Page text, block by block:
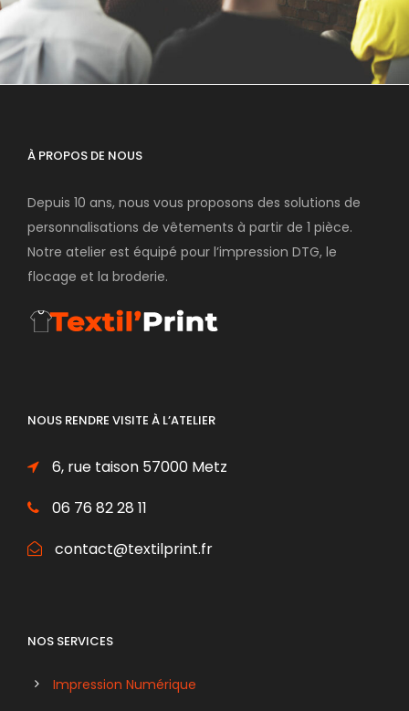
6 JUIN 2016 ADMIN7922
À PROPOS DE NOUS
Depuis 10 ans, nous vous proposons des solutions de
personnalisations de vêtements à partir de 1 pièce.
Notre atelier est équipé pour l’impression DTG, le
flocage et la broderie.
NOUS RENDRE VISITE À L’ATELIER
6, rue taison 57000 Metz
06 76 82 28 11
contact@textilprint.fr
NOS SERVICES
Impression Numérique